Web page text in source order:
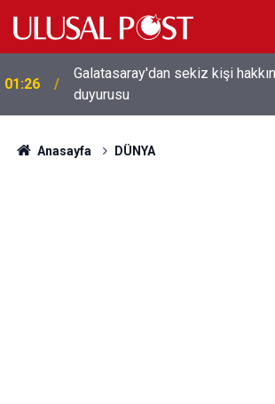
01:26
Galatasaray'dan sekiz kişi
duyurusu
Anasayfa DÜNYA